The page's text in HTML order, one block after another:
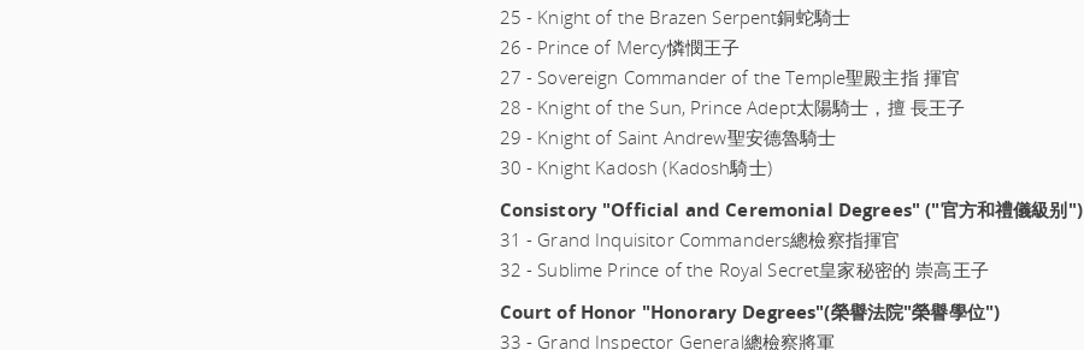
25 - Knight of the Brazen Serpent銅蛇騎士
26 - Prince of Mercy憐憫王子
27 - Sovereign Commander of the Temple聖殿主指 揮官
28 - Knight of the Sun, Prince Adept太陽騎士，擅 長王子
29 - Knight of Saint Andrew聖安德魯騎士
30 - Knight Kadosh (Kadosh騎士)
Consistory "Official and Ceremonial Degrees" ("官方和禮儀級别")
31 - Grand Inquisitor Commanders總檢察指揮官
32 - Sublime Prince of the Royal Secret皇家秘密的 崇高王子
Court of Honor "Honorary Degrees"(榮譽法院"榮譽學位")
33 - Grand Inspector General總檢察將軍